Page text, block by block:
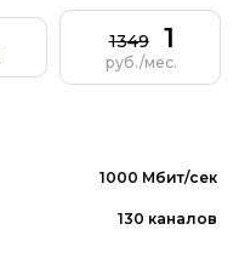
1349 1
руб./мес.
1000 Мбит/сек
130 каналов